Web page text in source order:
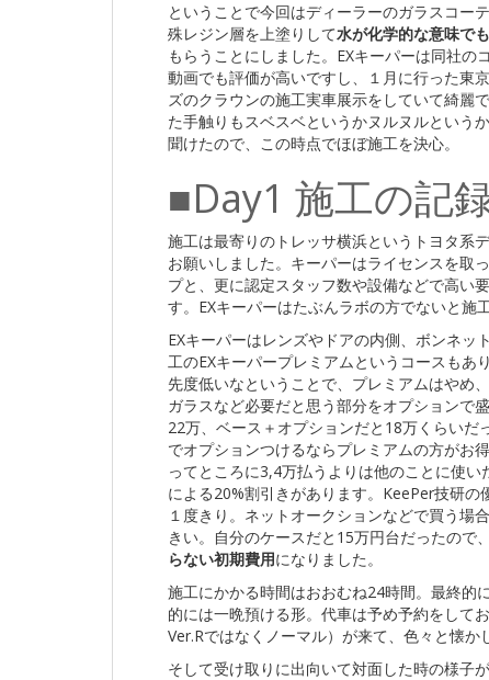
ということで今回はディーラーのガラスコー
殊レジン層を上塗りして水が化学的な意味で
もらうことにしました。EXキーパーは同社
動画でも評価が高いですし、１月に行った東
ズのクラウンの施工実車展示をしていて綺麗
た手触りもスベスベというかヌルヌルという
聞けたので、この時点でほぼ施工を決心。
■Day1 施工の記
施工は最寄りのトレッサ横浜というトヨタ系
お願いしました。キーパーはライセンスを取
プと、更に認定スタッフ数や設備などで高い
す。EXキーパーはたぶんラボの方でないと施
EXキーパーはレンズやドアの内側、ボンネ
工のEXキーパープレミアムというコースも
先度低いなということで、プレミアムはやめ
ガラスなど必要だと思う部分をオプションで
22万、ベース＋オプションだと18万くらいだ
でオプションつけるならプレミアムの方がお
ってところに3,4万払うよりは他のことに使
による20%割引きがあります。KeePer技研
１度きり。ネットオークションなどで買う場
きい。自分のケースだと15万円台だったので
らない初期費用になりました。
施工にかかる時間はおおむね24時間。最終的
的には一晩預ける形。代車は予め予約をして
Ver.Rではなくノーマル）が来て、色々と懐か
そして受け取りに出向いて対面した時の様子が